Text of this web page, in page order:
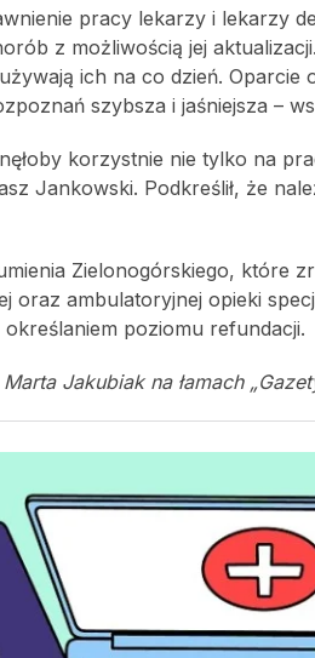
pracy lekarzy i lekarzy
z możliwością jej
ich na co dzień. Oparcie
szybsza i jaśniejsza –
korzystnie nie tylko na
Jankowski. Podkreślił, że
Zielonogórskiego, które
oraz ambulatoryjnej opieki
poziomu refundacji.
Jakubiak na łamach